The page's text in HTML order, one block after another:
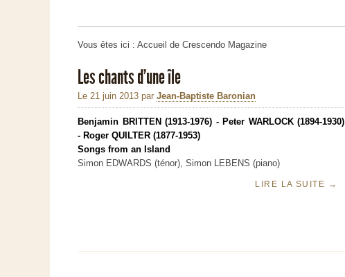
Vous êtes ici : Accueil de Crescendo Magazine
Les chants d’une île
Le 21 juin 2013 par Jean-Baptiste Baronian
Benjamin BRITTEN (1913-1976) - Peter WARLOCK (1894-1930)
- Roger QUILTER (1877-1953)
Songs from an Island
Simon EDWARDS (ténor), Simon LEBENS (piano)
LIRE LA SUITE →